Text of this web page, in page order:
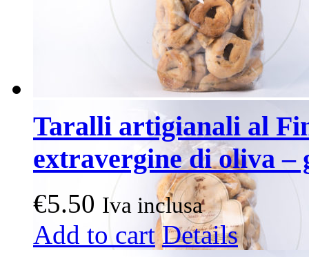
Taralli artigianali al
extravergine di oliva –
€5.50 Iva inclusa
Add to cart Details